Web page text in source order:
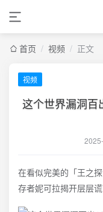
首页 / 视频 / 正文
视频
这个世界漏洞百
在看似完美的「王之
存者妮可拉揭开层层